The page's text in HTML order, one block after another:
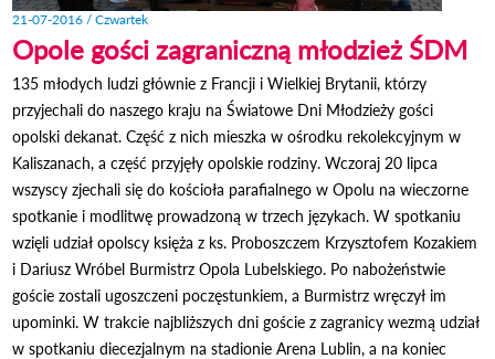
21-07-2016 / Czwartek
Opole gości zagraniczną młodzież ŚDM
135 młodych ludzi głównie z Francji i Wielkiej Brytanii, którzy
przyjechali do naszego kraju na Światowe Dni Młodzieży gości
opolski dekanat. Część z nich mieszka w ośrodku rekolekcyjnym w
Kaliszanach, a część przyjęły opolskie rodziny. Wczoraj 20 lipca
wszyscy zjechali się do kościoła parafialnego w Opolu na wieczorne
spotkanie i modlitwę prowadzoną w trzech językach. W spotkaniu
wzięli udział opolscy księża z ks. Proboszczem Krzysztofem Kozakiem
i Dariusz Wróbel Burmistrz Opola Lubelskiego. Po nabożeństwie
goście zostali ugoszczeni poczęstunkiem, a Burmistrz wręczył im
upominki. W trakcie najbliższych dni goście z zagranicy wezmą udział
w spotkaniu diecezjalnym na stadionie Arena Lublin, a na koniec